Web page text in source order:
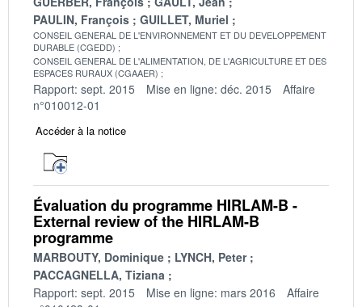
PAULIN, François
GUILLET, Muriel
CONSEIL GENERAL DE L'ENVIRONNEMENT ET DU DEVELOPPEMENT
DURABLE (CGEDD)
CONSEIL GENERAL DE L'ALIMENTATION, DE L'AGRICULTURE ET DES
ESPACES RURAUX (CGAAER)
Rapport: sept. 2015 Mise en ligne: déc. 2015
Affaire
n°010012-01
Accéder à la notice
Évaluation du programme HIRLAM-B -
External review of the HIRLAM-B
programme
MARBOUTY, Dominique
LYNCH, Peter
PACCAGNELLA, Tiziana
Rapport: sept. 2015
Mise en ligne: mars 2016
Affaire